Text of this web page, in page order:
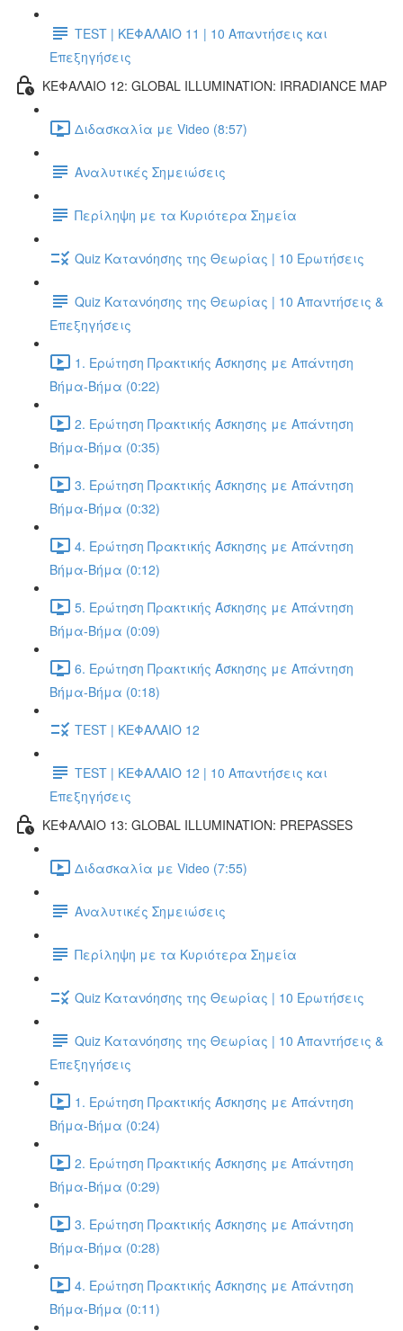
TEST | ΚΕΦΑΛΑΙΟ 11 | 10 Απαντήσεις και
Επεξηγήσεις
ΚΕΦΑΛΑΙΟ 12: GLOBAL ILLUMINATION: IRRADIANCE MAP
Διδασκαλία με Video (8:57)
Αναλυτικές Σημειώσεις
Περίληψη με τα Κυριότερα Σημεία
Quiz Κατανόησης της Θεωρίας | 10 Ερωτήσεις
Quiz Κατανόησης της Θεωρίας | 10 Απαντήσεις &
Επεξηγήσεις
1. Ερώτηση Πρακτικής Άσκησης με Απάντηση
Βήμα-Βήμα (0:22)
2. Ερώτηση Πρακτικής Άσκησης με Απάντηση
Βήμα-Βήμα (0:35)
3. Ερώτηση Πρακτικής Άσκησης με Απάντηση
Βήμα-Βήμα (0:32)
4. Ερώτηση Πρακτικής Άσκησης με Απάντηση
Βήμα-Βήμα (0:12)
5. Ερώτηση Πρακτικής Άσκησης με Απάντηση
Βήμα-Βήμα (0:09)
6. Ερώτηση Πρακτικής Άσκησης με Απάντηση
Βήμα-Βήμα (0:18)
TEST | ΚΕΦΑΛΑΙΟ 12
TEST | ΚΕΦΑΛΑΙΟ 12 | 10 Απαντήσεις και
Επεξηγήσεις
ΚΕΦΑΛΑΙΟ 13: GLOBAL ILLUMINATION: PREPASSES
Διδασκαλία με Video (7:55)
Αναλυτικές Σημειώσεις
Περίληψη με τα Κυριότερα Σημεία
Quiz Κατανόησης της Θεωρίας | 10 Ερωτήσεις
Quiz Κατανόησης της Θεωρίας | 10 Απαντήσεις &
Επεξηγήσεις
1. Ερώτηση Πρακτικής Άσκησης με Απάντηση
Βήμα-Βήμα (0:24)
2. Ερώτηση Πρακτικής Άσκησης με Απάντηση
Βήμα-Βήμα (0:29)
3. Ερώτηση Πρακτικής Άσκησης με Απάντηση
Βήμα-Βήμα (0:28)
4. Ερώτηση Πρακτικής Άσκησης με Απάντηση
Βήμα-Βήμα (0:11)